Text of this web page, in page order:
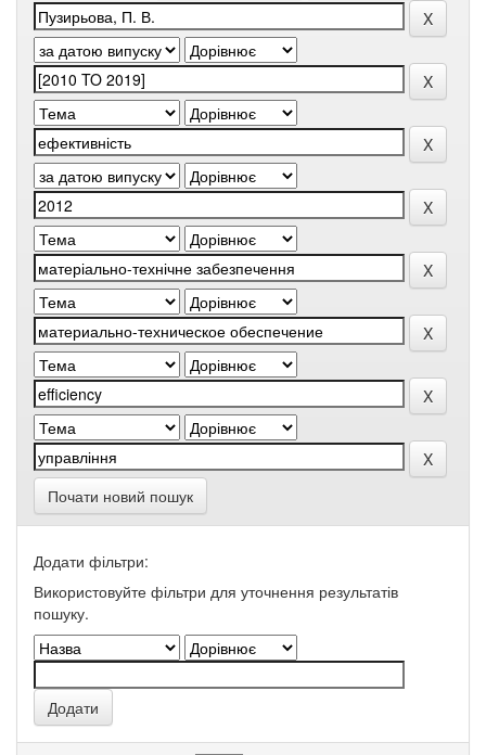
Почати новий пошук
Додати фільтри:
Використовуйте фільтри для уточнення результатів
пошуку.